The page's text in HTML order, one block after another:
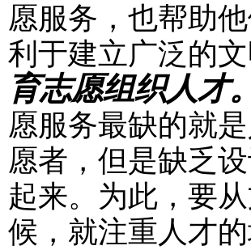
愿服务，也帮助
利于建立广泛的
育志愿组织人才。
愿服务最缺的就
愿者，但是缺乏
起来。为此，要
候，就注重人才